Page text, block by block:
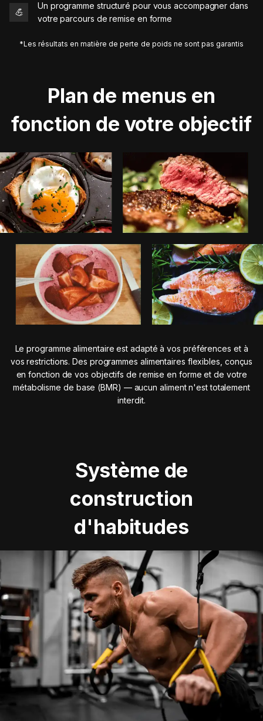
💪
Un programme structuré pour vous accompagner dans
votre parcours de remise en forme
*Les résultats en matière de perte de poids ne sont pas garantis
Plan de menus en
fonction de votre objectif
Le programme alimentaire est adapté à vos préférences et à
vos restrictions. Des programmes alimentaires flexibles, conçus
en fonction de vos objectifs de remise en forme et de votre
métabolisme de base (BMR) — aucun aliment n'est totalement
interdit.
Système de
construction
d'habitudes